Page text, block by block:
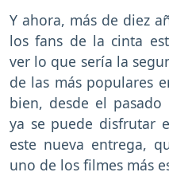
Y ahora, más de diez
los fans de la cinta
ver lo que sería la
de las más populares
bien, desde el pasado
ya se puede disfrutar
este nueva entrega,
uno de los filmes más